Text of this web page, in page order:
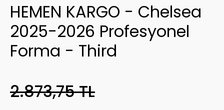
HEMEN KARGO - Chelsea
2025-2026 Profesyonel
Forma - Third
2.873,75 TL